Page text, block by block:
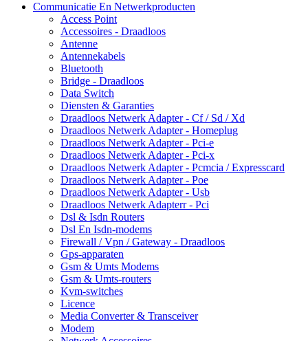
Communicatie En Netwerkproducten
Access Point
Accessoires - Draadloos
Antenne
Antennekabels
Bluetooth
Bridge - Draadloos
Data Switch
Diensten & Garanties
Draadloos Netwerk Adapter - Cf / Sd / Xd
Draadloos Netwerk Adapter - Homeplug
Draadloos Netwerk Adapter - Pci-e
Draadloos Netwerk Adapter - Pci-x
Draadloos Netwerk Adapter - Pcmcia / Expresscard
Draadloos Netwerk Adapter - Poe
Draadloos Netwerk Adapter - Usb
Draadloos Netwerk Adapterr - Pci
Dsl & Isdn Routers
Dsl En Isdn-modems
Firewall / Vpn / Gateway - Draadloos
Gps-apparaten
Gsm & Umts Modems
Gsm & Umts-routers
Kvm-switches
Licence
Media Converter & Transceiver
Modem